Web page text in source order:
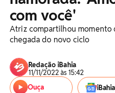
com você'
Atriz compartilhou momento
chegada do novo ciclo
Redação iBahia
11/11/2022 às 15:42
Ouça